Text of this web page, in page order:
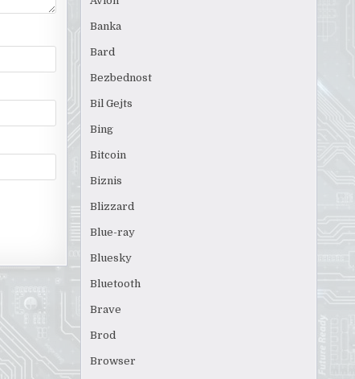
Banka
Bard
Bezbednost
Bil Gejts
Bing
Bitcoin
Biznis
Blizzard
Blue-ray
Bluesky
Bluetooth
Brave
Brod
Browser